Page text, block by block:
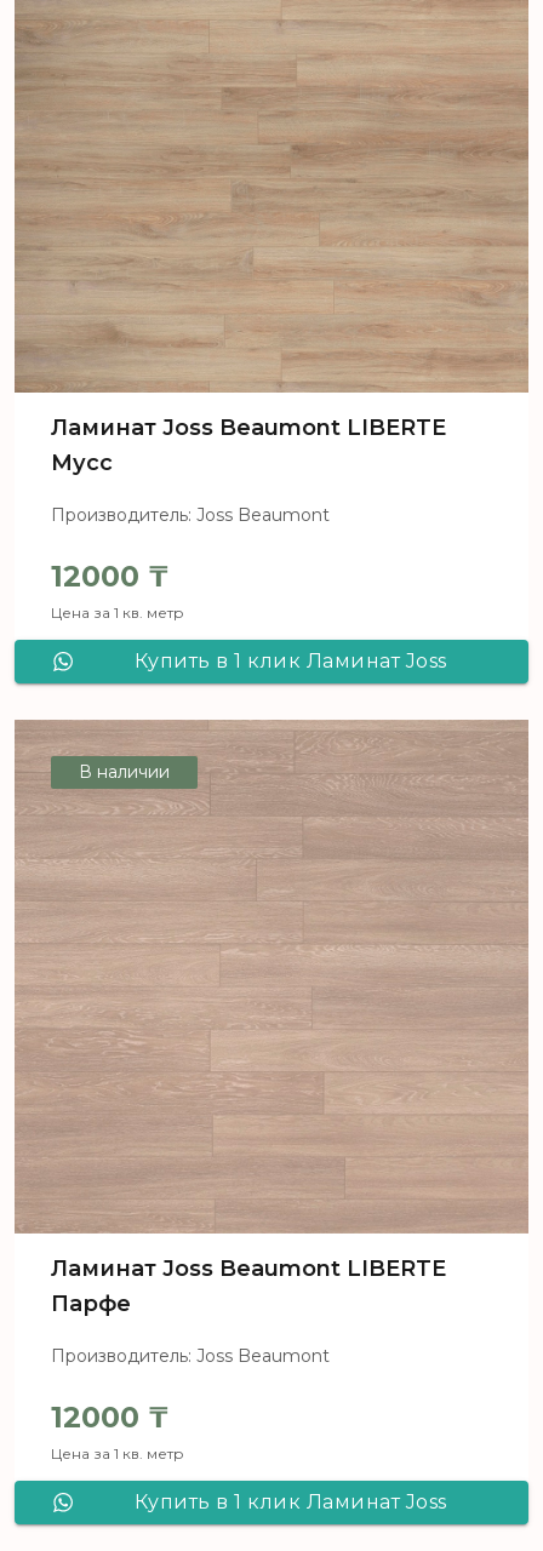
Ламинат Joss Beaumont LIBERTE
Мусс
Производитель: Joss Beaumont
12000 ₸
Цена за 1 кв. метр
Купить в 1 клик Ламинат Joss
В наличии
Ламинат Joss Beaumont LIBERTE
Парфе
Производитель: Joss Beaumont
12000 ₸
Цена за 1 кв. метр
Купить в 1 клик Ламинат Joss